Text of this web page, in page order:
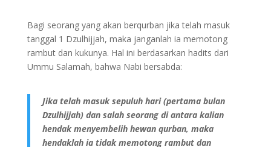
Bagi seorang yang akan berqurban jika telah masuk
tanggal 1 Dzulhijjah, maka janganlah ia memotong
rambut dan kukunya. Hal ini berdasarkan hadits dari
Ummu Salamah, bahwa Nabi bersabda:
Jika telah masuk sepuluh hari (pertama bulan
Dzulhijjah) dan salah seorang di antara kalian
hendak menyembelih hewan qurban, maka
hendaklah ia tidak memotong rambut dan